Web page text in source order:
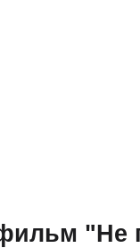
"Не